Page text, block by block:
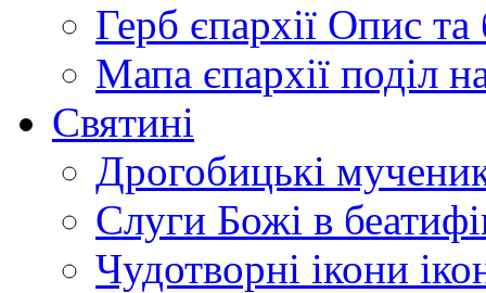
Герб єпархії Опис та
Мапа єпархії поділ
Святині
Дрогобицькі
Слуги Божі в
Чудотворні ікони